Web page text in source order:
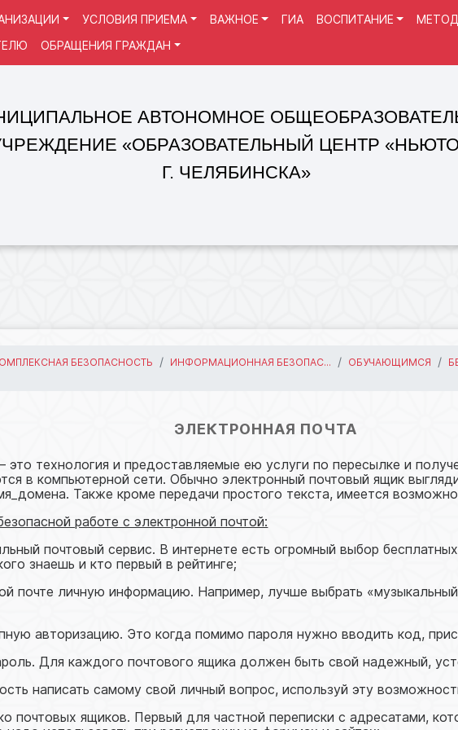
УСЛОВИЯ ПРИЕМА ВАЖНОЕ ГИА ВОСПИТАНИЕ
ОБРАЩЕНИЯ ГРАЖДАН
«ОБРАЗОВАТЕЛЬНЫЙ ЦЕНТР «НЬЮТОН»
Г. ЧЕЛЯБИНСКА»
БЕЗОПАСНОСТЬ ИНФОРМАЦИОННАЯ БЕЗОПАС... ОБУЧАЮЩИМСЯ
ЭЛЕКТРОННАЯ ПОЧТА
это технология и предоставляемые ею услуги по пересылке и
в компьютерной сети. Обычно электронный почтовый ящик
Также кроме передачи простого текста, имеется
работе с электронной почтой:
почтовый сервис. В интернете есть огромный выбор
знаешь и кто первый в рейтинге;
почте личную информацию. Например, лучше выбрать
авторизацию. Это когда помимо пароля нужно вводить код,
Для каждого почтового ящика должен быть свой надежный,
написать самому свой личный вопрос, используй эту
почтовых ящиков. Первый для частной переписки с адресатами,